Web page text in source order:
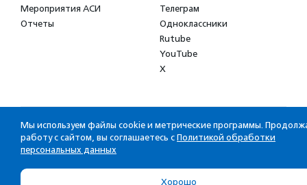
Мероприятия АСИ
Отчеты
Телеграм
Одноклассники
Rutube
YouTube
X
© 2010 – 2026.
Сетевое издание Агентство социальной информации
Зарегистрировано Министерством РФ по делам печати,
телерадиовещанию и средств массовых коммуникаций
Мы используем файлы cookie и метрические программы.
работу с сайтом, вы соглашаетесь с Политикой обработки
персональных данных
Хорошо